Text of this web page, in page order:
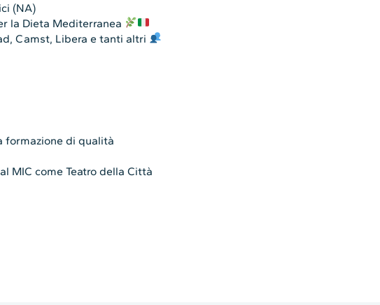
(NA)
la Dieta Mediterranea
Camst, Libera e tanti altri
formazione di qualità
MIC come Teatro della Città